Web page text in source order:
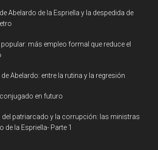
Abelardo de la Espriella y la despedida de
más empleo formal que reduce el
de Abelardo: entre la rutina y la regresión
en futuro
del patriarcado y la corrupción: las ministras
de la Espriella- Parte 1